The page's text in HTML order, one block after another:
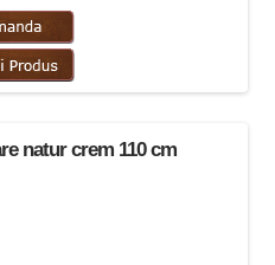
natur crem 110 cm